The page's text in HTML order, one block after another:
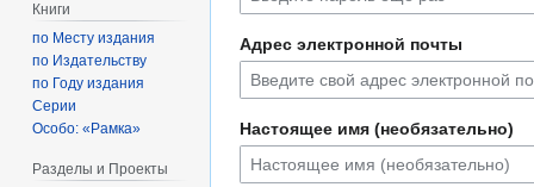
Адрес электронной почты
Настоящее имя (необязательно)
Книги
по Месту издания
по Издательству
по Году издания
Серии
Особо: «Рамка»
Разделы и Проекты